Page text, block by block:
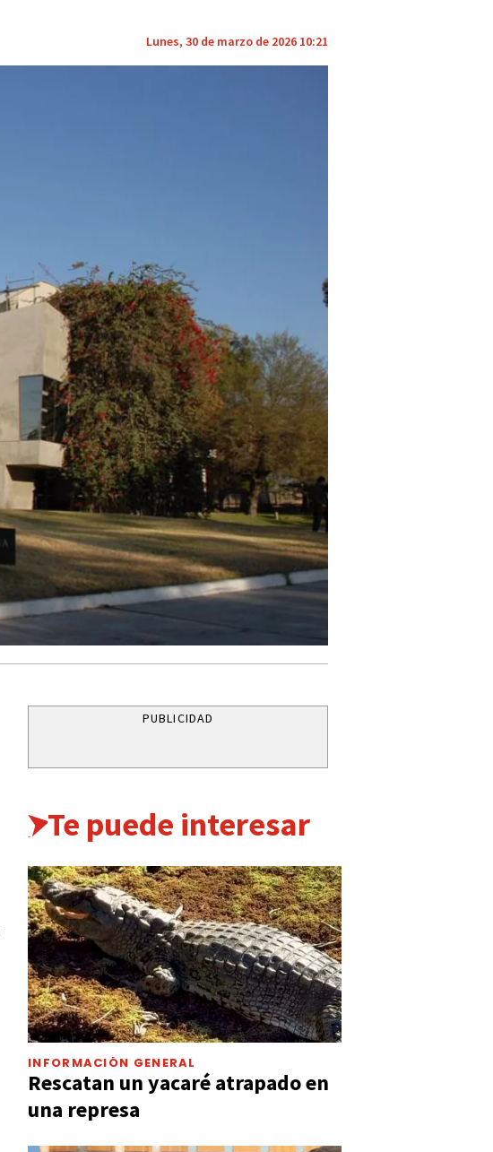
Lunes, 30 de marzo de 2026 10:21
PUBLICIDAD
Te puede interesar
INFORMACIÓN GENERAL
Rescatan un yacaré atrapado en
una represa